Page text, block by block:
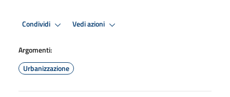
Condividi Vedi azioni
Argomenti:
Urbanizzazione